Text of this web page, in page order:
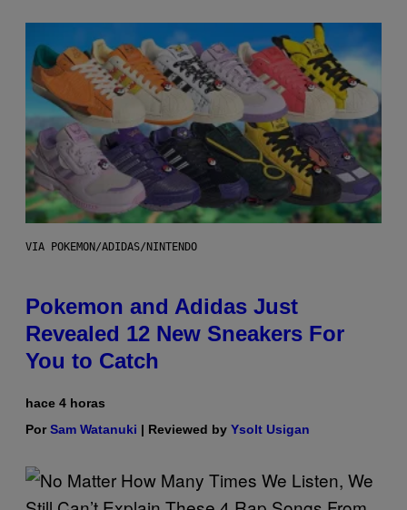
VIA POKEMON/ADIDAS/NINTENDO
Pokemon and Adidas Just
Revealed 12 New Sneakers For
You to Catch
hace 4 horas
PorSam Watanuki | Reviewed by Ysolt Usigan